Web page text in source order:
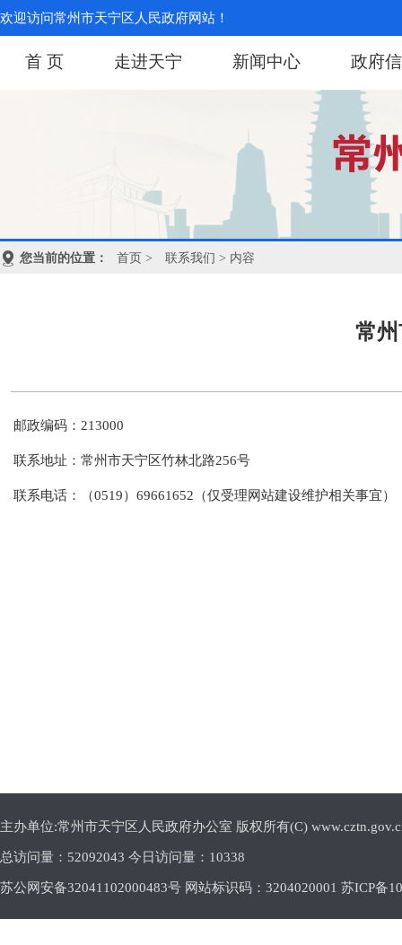
欢迎访问常州市天宁区人民政府网站！
首 页 走进天宁 新闻中心 政府
您当前的位置： 首页 > 联系我们 > 内容
常
邮政编码：213000
联系地址：常州市天宁区竹林北路256号
联系电话：（0519）69661652（仅受理网站建设维护相关事宜）
主办单位:常州市天宁区人民政府办公室 版权所有(C)
总访问量： 52092043 今日访问量： 10338
苏公网安备32041102000483号 网站标识码：3204020001 苏ICP备